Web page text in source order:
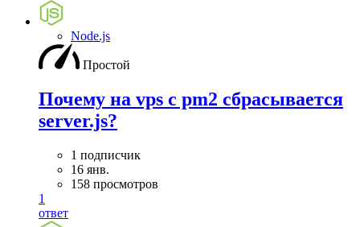
Node.js
Простой
Почему на vps с pm2 сбрасывается
server.js?
1 подписчик
16 янв.
158 просмотров
1
ответ